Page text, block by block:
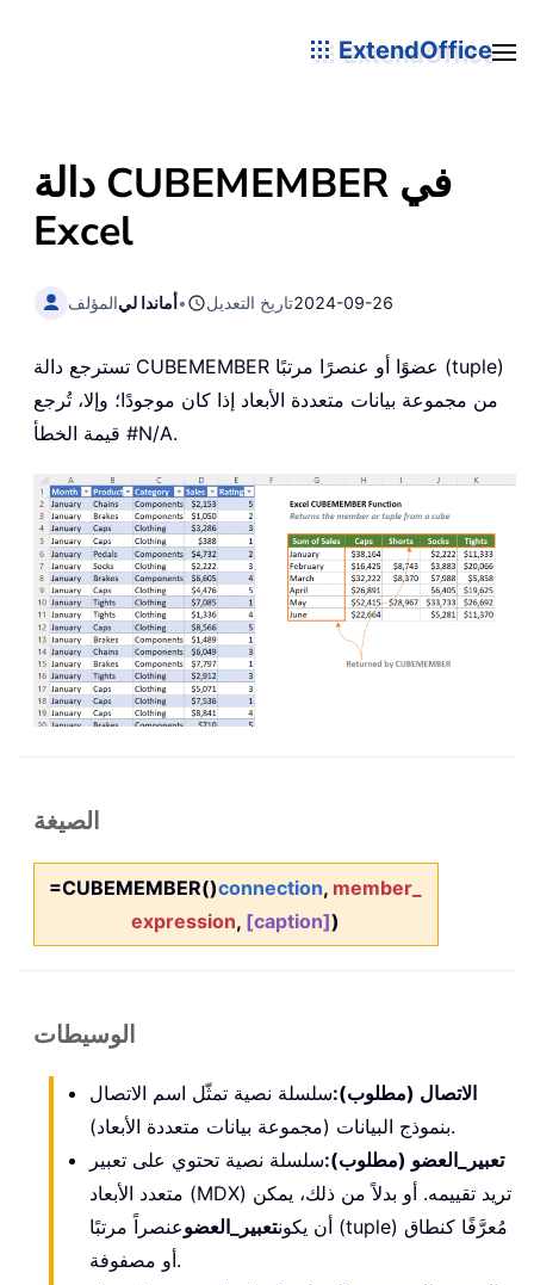
ExtendOffice
دالة CUBEMEMBER في
Excel
المؤلفأماندا لي• تاريخ التعديل2024-09-26
تسترجع دالة CUBEMEMBER عضوًا أو عنصرًا مرتبًا (tuple)
من مجموعة بيانات متعددة الأبعاد إذا كان موجودًا؛ وإلا، تُرجع
قيمة الخطأ #N/A.
الصيغة
=CUBEMEMBER()connection, member_
expression, [caption])
الوسيطات
الاتصال (مطلوب):سلسلة نصية تمثّل اسم الاتصال
بنموذج البيانات (مجموعة بيانات متعددة الأبعاد).
تعبير_العضو (مطلوب):سلسلة نصية تحتوي على تعبير
متعدد الأبعاد (MDX) تريد تقييمه. أو بدلاً من ذلك، يمكن
أن يكونتعبير_العضوعنصراً مرتبًا (tuple) مُعرَّفًا كنطاق
أو مصفوفة.